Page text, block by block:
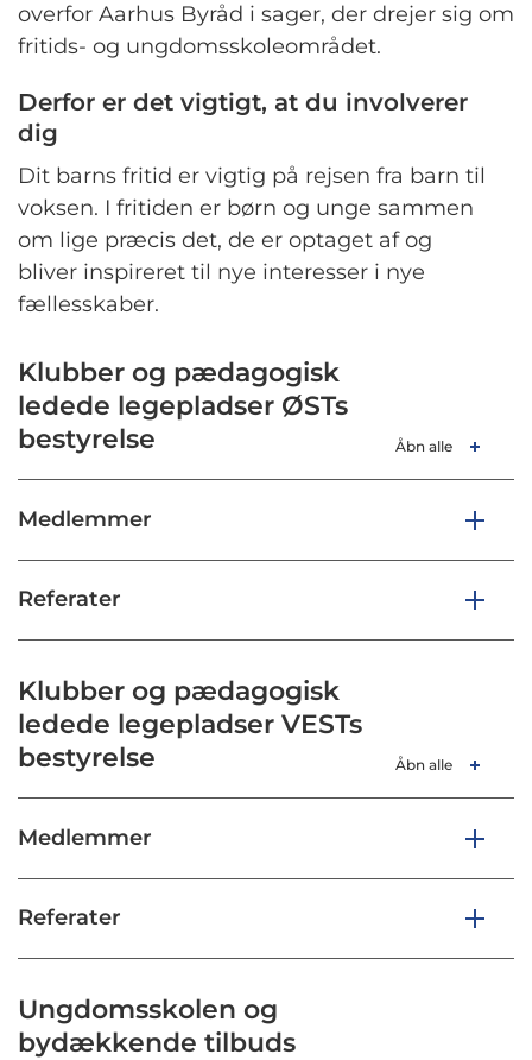
overfor Aarhus Byråd i sager, der drejer sig om
fritids- og ungdomsskoleområdet.
Derfor er det vigtigt, at du involverer
dig
Dit barns fritid er vigtig på rejsen fra barn til
voksen. I fritiden er børn og unge sammen
om lige præcis det, de er optaget af og
bliver inspireret til nye interesser i nye
fællesskaber.
Klubber og pædagogisk
ledede legepladser ØSTs
bestyrelse
Åbn alle
Medlemmer
Referater
Klubber og pædagogisk
ledede legepladser VESTs
bestyrelse
Åbn alle
Medlemmer
Referater
Ungdomsskolen og
bydækkende tilbuds